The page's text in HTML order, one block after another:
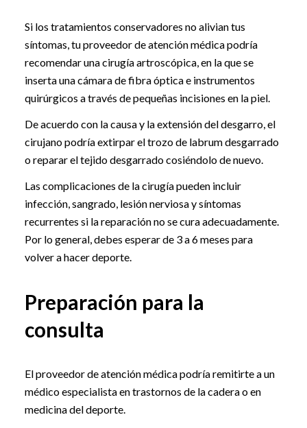
Si los tratamientos conservadores no alivian tus
síntomas, tu proveedor de atención médica podría
recomendar una cirugía artroscópica, en la que se
inserta una cámara de fibra óptica e instrumentos
quirúrgicos a través de pequeñas incisiones en la piel.
De acuerdo con la causa y la extensión del desgarro, el
cirujano podría extirpar el trozo de labrum desgarrado
o reparar el tejido desgarrado cosiéndolo de nuevo.
Las complicaciones de la cirugía pueden incluir
infección, sangrado, lesión nerviosa y síntomas
recurrentes si la reparación no se cura adecuadamente.
Por lo general, debes esperar de 3 a 6 meses para
volver a hacer deporte.
Preparación para la
consulta
El proveedor de atención médica podría remitirte a un
médico especialista en trastornos de la cadera o en
medicina del deporte.